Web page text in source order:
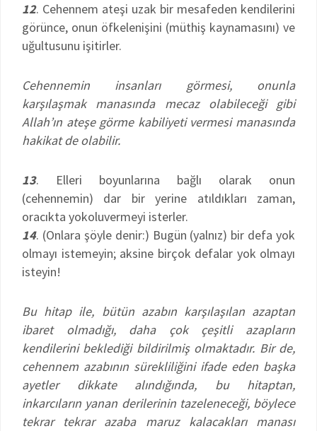
12. Cehennem ateşi uzak bir mesafeden kendilerini
görünce, onun öfkelenişini (müthiş kaynamasını) ve
uğultusunu işitirler.
Cehennemin insanları görmesi, onunla
karşılaşmak manasında mecaz olabileceği gibi
Allah’ın ateşe görme kabiliyeti vermesi manasında
hakikat de olabilir.
13. Elleri boyunlarına bağlı olarak onun
(cehennemin) dar bir yerine atıldıkları zaman,
oracıkta yokoluvermeyi isterler.
14. (Onlara şöyle denir:) Bugün (yalnız) bir defa yok
olmayı istemeyin; aksine birçok defalar yok olmayı
isteyin!
Bu hitap ile, bütün azabın karşılaşılan azaptan
ibaret olmadığı, daha çok çeşitli azapların
kendilerini beklediği bildirilmiş olmaktadır. Bir de,
cehennem azabının sürekliliğini ifade eden başka
ayetler dikkate alındığında, bu hitaptan,
inkarcıların yanan derilerinin tazeleneceği, böylece
tekrar tekrar azaba maruz kalacakları manası